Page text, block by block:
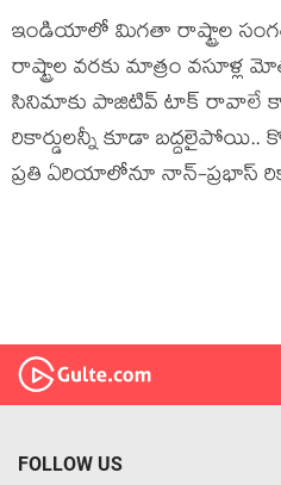
ఇండియాలో మిగతా రాష్ట్రాల సంగతి
రాష్ట్రాల వరకు మాత్రం
సినిమాకు పాజిటివ్ టాక్ రావాలే
రికార్డులన్నీ కూడా బద్దలైపోయి..
ప్రతి ఏరియాలోనూ నాన్-ప్రభాస్
FOLLOW US